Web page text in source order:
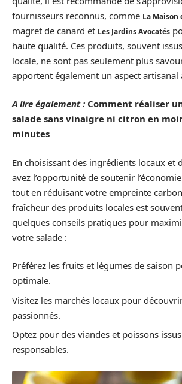
fournisseurs reconnus, comme La Maison
magret de canard et Les Jardins Avocatés
haute qualité. Ces produits, souvent
locale, ne sont pas seulement plus
apportent également un aspect artisanal
A lire également : Comment réaliser
salade sans vinaigre ni citron en
minutes
En choisissant des ingrédients locaux et
avez l’opportunité de soutenir
tout en réduisant votre empreinte
fraîcheur des produits locales est
quelques conseils pratiques pour
votre salade :
Préférez les fruits et légumes de saison
optimale.
Visitez les marchés locaux pour
passionnés.
Optez pour des viandes et poissons
responsables.